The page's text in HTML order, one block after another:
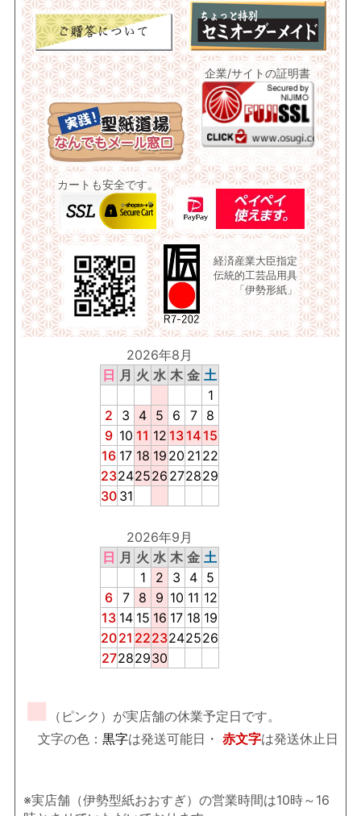
企業/サイトの証明書
カートも安全です。
経済産業大臣指定
伝統的工芸品用具
「伊勢形紙」
2026年8月
日 月 火 水 木 金 土
1
2
3 4 5 6 7
8
9 10 11 12 13 14 15
16 17 18 19 20 21 22
23242526 272829
30 31
2026年9月
日 月 火 水 木 金 土
1
2 3 4 5
6 7 8 9 10 11 12
13 14 15 16 17 18 19
2021 2223242526
27282930
■
（ピンク）が実店舗の休業予定日です。
文字の色： 黒字は発送可能日・ 赤文字は発送休止日
※実店舗（伊勢型紙おおすぎ）の営業時間は10時～16